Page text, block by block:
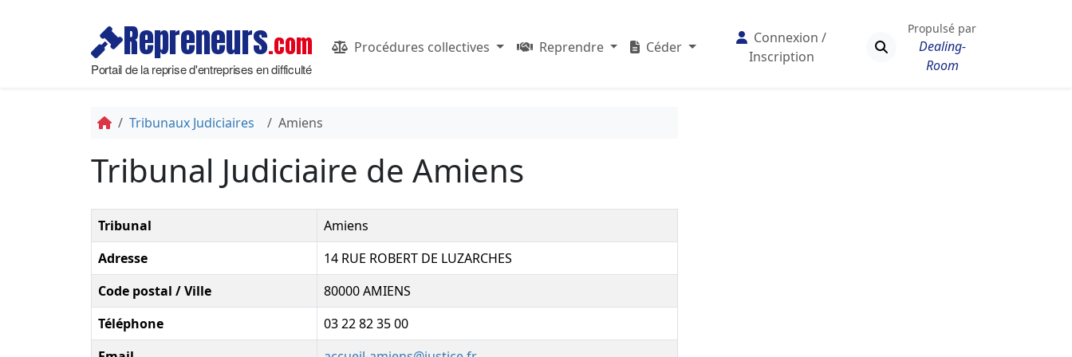
Repreneurs.com
Portail de la reprise d'entreprises en difficulté
Procédures collectives Reprendre Céder
Connexion /
Inscription
Propulsé par
Dealing-
Room
Tribunaux Judiciaires Amiens
Tribunal Judiciaire de Amiens
Tribunal
Amiens
Adresse
14 RUE ROBERT DE LUZARCHES
Code postal / Ville
80000 AMIENS
Téléphone
03 22 82 35 00